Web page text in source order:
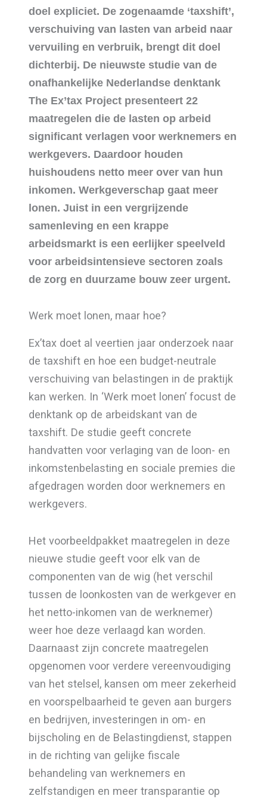
doel expliciet. De zogenaamde ‘taxshift’,
verschuiving van lasten van arbeid naar
vervuiling en verbruik, brengt dit doel
dichterbij. De nieuwste studie van de
onafhankelijke Nederlandse denktank
The Ex’tax Project presenteert 22
maatregelen die de lasten op arbeid
significant verlagen voor werknemers en
werkgevers. Daardoor houden
huishoudens netto meer over van hun
inkomen. Werkgeverschap gaat meer
lonen. Juist in een vergrijzende
samenleving en een krappe
arbeidsmarkt is een eerlijker speelveld
voor arbeidsintensieve sectoren zoals
de zorg en duurzame bouw zeer urgent.
Werk moet lonen, maar hoe?
Ex’tax doet al veertien jaar onderzoek naar
de taxshift en hoe een budget-neutrale
verschuiving van belastingen in de praktijk
kan werken. In ‘Werk moet lonen’ focust de
denktank op de arbeidskant van de
taxshift. De studie geeft concrete
handvatten voor verlaging van de loon- en
inkomstenbelasting en sociale premies die
afgedragen worden door werknemers en
werkgevers.
Het voorbeeldpakket maatregelen in deze
nieuwe studie geeft voor elk van de
componenten van de wig (het verschil
tussen de loonkosten van de werkgever en
het netto-inkomen van de werknemer)
weer hoe deze verlaagd kan worden.
Daarnaast zijn concrete maatregelen
opgenomen voor verdere vereenvoudiging
van het stelsel, kansen om meer zekerheid
en voorspelbaarheid te geven aan burgers
en bedrijven, investeringen in om- en
bijscholing en de Belastingdienst, stappen
in de richting van gelijke fiscale
behandeling van werknemers en
zelfstandigen en meer transparantie op